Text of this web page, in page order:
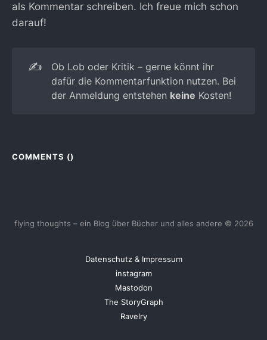
als Kommentar schreiben. Ich freue mich schon
darauf!
✍️
Ob Lob oder Kritik – gerne könnt ihr
dafür die Kommentarfunktion nutzen. Bei
der Anmeldung entstehen keine Kosten!
COMMENTS ()
flying thoughts – ein Blog über Bücher und alles andere © 2026
Datenschutz & Impressum
instagram
Mastodon
The StoryGraph
Ravelry